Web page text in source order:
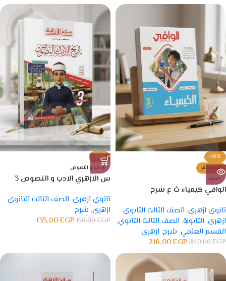
-10%
غير متوفر
كيمياء
الوافي كيمياء ث ع شرح
ثانوى ازهرى, الصف الثالث الثانوى
ازهرى, الثانوية, الصف الثالث الثانوي,
القسم العلمي, شرح, ازهري
240,00EGP
216,00EGP
-10%
الادب و النصوص
س الازهري الادب و النصوص 3
ثانوى ازهرى, الصف الثالث الثانوى
ازهرى, شرح
150,00EGP
135,00EGP